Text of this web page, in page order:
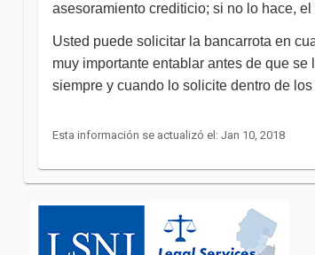
asesoramiento crediticio; si no lo hace,
Usted puede solicitar la bancarrota en
muy importante entablar antes de que
siempre y cuando lo solicite dentro de
Esta información se actualizó el: Jan 10, 2018